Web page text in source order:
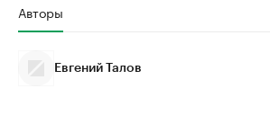
Авторы
Евгений Талов